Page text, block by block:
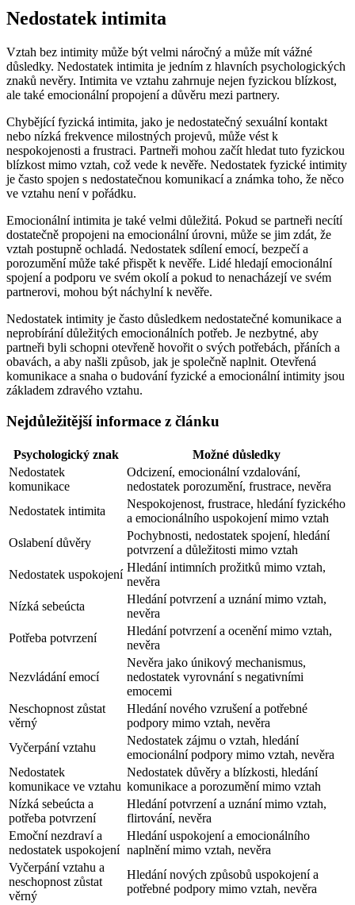
Nedostatek intimita
Vztah bez intimity může být velmi náročný a může mít vážné
důsledky. Nedostatek intimita je jedním z hlavních psychologických
znaků nevěry. Intimita ve vztahu zahrnuje nejen fyzickou blízkost,
ale také emocionální propojení a důvěru mezi partnery.
Chybějící fyzická intimita, jako je nedostatečný sexuální kontakt
nebo nízká frekvence milostných projevů, může vést k
nespokojenosti a frustraci. Partneři mohou začít hledat tuto fyzickou
blízkost mimo vztah, což vede k nevěře. Nedostatek fyzické intimity
je často spojen s nedostatečnou komunikací a známka toho, že něco
ve vztahu není v pořádku.
Emocionální intimita je také velmi důležitá. Pokud se partneři necítí
dostatečně propojeni na emocionální úrovni, může se jim zdát, že
vztah postupně ochladá. Nedostatek sdílení emocí, bezpečí a
porozumění může také přispět k nevěře. Lidé hledají emocionální
spojení a podporu ve svém okolí a pokud to nenacházejí ve svém
partnerovi, mohou být náchylní k nevěře.
Nedostatek intimity je často důsledkem nedostatečné komunikace a
neprobírání důležitých emocionálních potřeb. Je nezbytné, aby
partneři byli schopni otevřeně hovořit o svých potřebách, přáních a
obavách, a aby našli způsob, jak je společně naplnit. Otevřená
komunikace a snaha o budování fyzické a emocionální intimity jsou
základem zdravého vztahu.
Nejdůležitější informace z článku
Psychologický znak
Možné důsledky
Nedostatek
komunikace
Odcizení, emocionální vzdalování,
nedostatek porozumění, frustrace, nevěra
Nedostatek intimita
Nespokojenost, frustrace, hledání fyzického
a emocionálního uspokojení mimo vztah
Oslabení důvěry
Pochybnosti, nedostatek spojení, hledání
potvrzení a důležitosti mimo vztah
Nedostatek uspokojení
Hledání intimních prožitků mimo vztah,
nevěra
Nízká sebeúcta
Hledání potvrzení a uznání mimo vztah,
nevěra
Potřeba potvrzení
Hledání potvrzení a ocenění mimo vztah,
nevěra
Nezvládání emocí
Nevěra jako únikový mechanismus,
nedostatek vyrovnání s negativními
emocemi
Neschopnost zůstat
věrný
Hledání nového vzrušení a potřebné
podpory mimo vztah, nevěra
Vyčerpání vztahu
Nedostatek zájmu o vztah, hledání
emocionální podpory mimo vztah, nevěra
Nedostatek
komunikace ve vztahu
Nedostatek důvěry a blízkosti, hledání
komunikace a porozumění mimo vztah
Nízká sebeúcta a
potřeba potvrzení
Hledání potvrzení a uznání mimo vztah,
flirtování, nevěra
Emoční nezdraví a
nedostatek uspokojení
Hledání uspokojení a emocionálního
naplnění mimo vztah, nevěra
Vyčerpání vztahu a
neschopnost zůstat
věrný
Hledání nových způsobů uspokojení a
potřebné podpory mimo vztah, nevěra